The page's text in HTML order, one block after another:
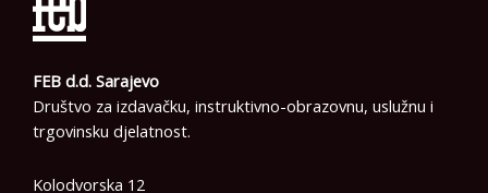
FEB d.d. Sarajevo
Društvo za izdavačku, instruktivno-obrazovnu, uslužnu i
trgovinsku djelatnost.
Kolodvorska 12